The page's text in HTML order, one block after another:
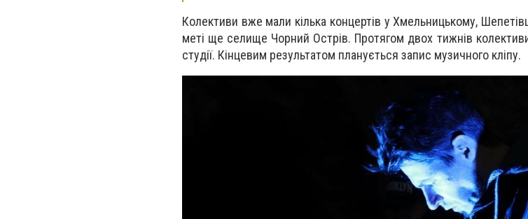
Колективи вже мали кілька концертів у Хмельницькому,
меті ще селище Чорний Острів. Протягом двох тижнів
студії. Кінцевим результатом планується запис музичного кліпу.